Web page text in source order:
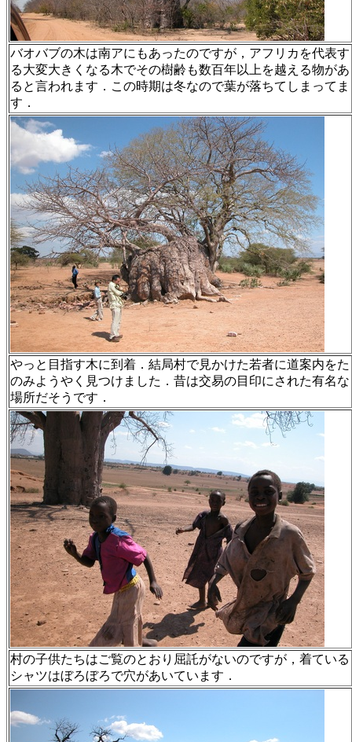
バオバブの木は南アにもあったのですが，アフリカを代表す
る大変大きくなる木でその樹齢も数百年以上を越える物があ
ると言われます．この時期は冬なので葉が落ちてしまってま
す．
やっと目指す木に到着．結局村で見かけた若者に道案内をた
のみようやく見つけました．昔は交易の目印にされた有名な
場所だそうです．
村の子供たちはご覧のとおり屈託がないのですが，着ている
シャツはぼろぼろで穴があいています．